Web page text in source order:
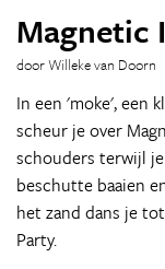
Magnetic
door Willeke van Doorn
In een 'moke', een
scheur je over
schouders terwijl
beschutte baaien
het zand dans je
Party.